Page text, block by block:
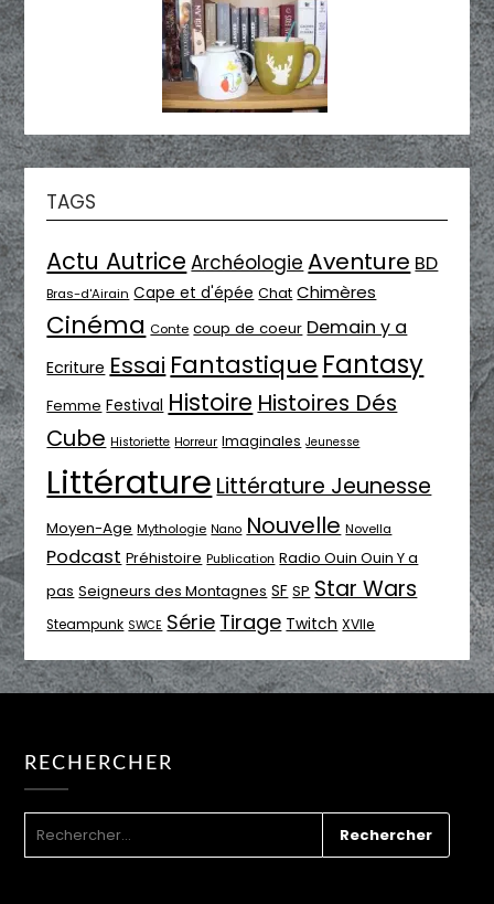
TAGS
Actu Autrice Archéologie Aventure BD
Bras-d'Airain Cape et d'épée Chat Chimères
Cinéma Conte coup de coeur Demain y a
Ecriture Essai Fantastique Fantasy
Femme Festival Histoire Histoires Dés
Cube Historiette Horreur Imaginales Jeunesse
Littérature Littérature Jeunesse
Moyen-Age Mythologie Nano Nouvelle Novella
Podcast Préhistoire Publication Radio Ouin Ouin Y a
pas Seigneurs des Montagnes SF SP Star Wars
Steampunk SWCE Série Tirage Twitch XVIIe
RECHERCHER